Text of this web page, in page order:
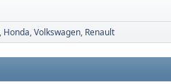
Honda Volkswagen Renault